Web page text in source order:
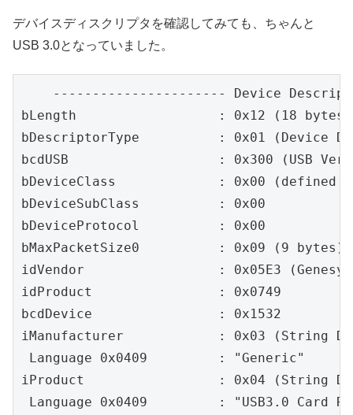
デバイスディスクリプタを確認してみても、ちゃんと
USB 3.0となっていました。
---------------------- Device
bLength                  : 0x12 (18 bytes)
bDescriptorType          : 0x01 (Device
bcdUSB                   : 0x300 (USB
bDeviceClass             : 0x00 (defined
bDeviceSubClass          : 0x00
bDeviceProtocol          : 0x00
bMaxPacketSize0          : 0x09 (9 bytes)
idVendor                 : 0x05E3
idProduct                : 0x0749
bcdDevice                : 0x1532
iManufacturer            : 0x03 (String
Language 0x0409         : "Generic"
iProduct                 : 0x04 (String
Language 0x0409         : "USB3.0 Card